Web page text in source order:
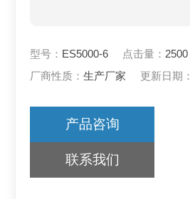
型号： ES5000-6 点击量： 2500
厂商性质：生产厂家 更新日期：
产品咨询
联系我们